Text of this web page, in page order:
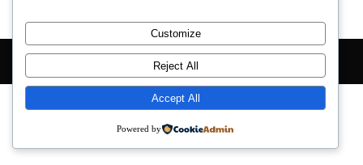
Copyright © 2026 Stirea de Iasi. All Right Reserved.
Customize
Reject All
Accept All
Powered by